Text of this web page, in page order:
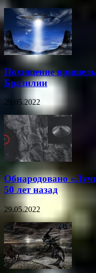
Похищение
Бразилии
29.05.2022
Обнародовано
50 лет назад
29.05.2022